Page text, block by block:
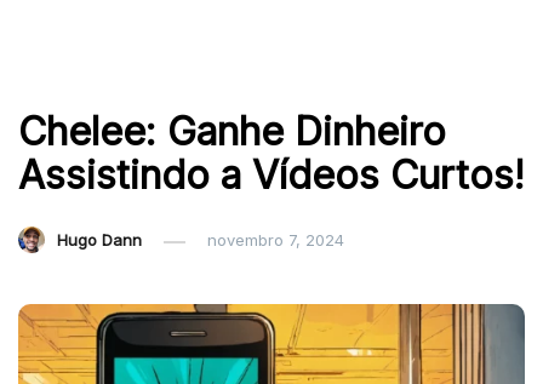
Chelee: Ganhe Dinheiro
Assistindo a Vídeos Curtos!
Hugo Dann novembro 7, 2024